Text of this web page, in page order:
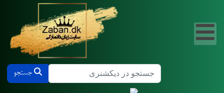
جستجو در دیکشنری دانمارکی و فارسی جستجو